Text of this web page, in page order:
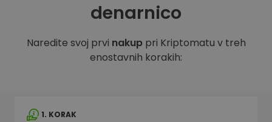
denarnico
Naredite svoj prvi nakuppri Kriptomatu v treh
enostavnih korakih:
1. KORAK